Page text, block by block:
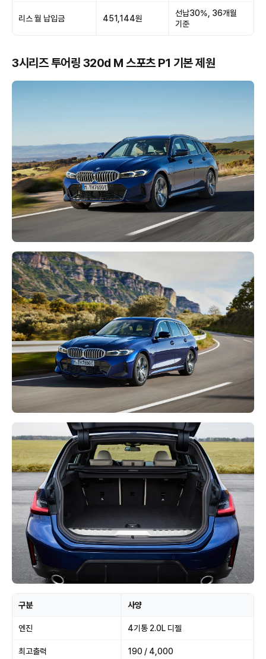
리스 월 납입금 451,144원
선납30%, 36개월
기준
3시리즈 투어링 320d M 스포츠 P1 기본 제원
구분 사양
엔진 4기통 2.0L 디젤
최고출력 190 / 4,000